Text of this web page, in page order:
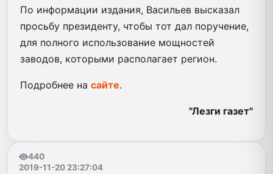
По информации издания, Васильев высказал
просьбу президенту, чтобы тот дал поручение,
для полного использование мощностей
заводов, которыми располагает регион.
Подробнее на сайте.
"Лезги газет"
440
2019-11-20 23:27:04